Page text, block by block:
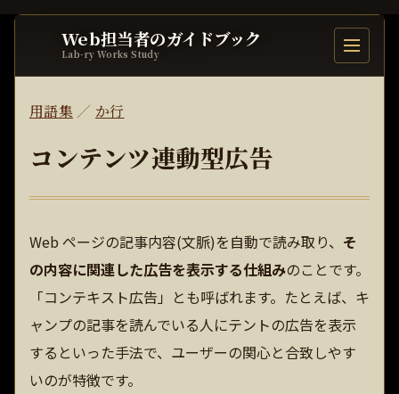
Web担当者のガイドブック
Lab-ry Works Study 目次を開
用語集／ か行
コンテンツ連動型広告
Web ページの記事内容(文脈)を自動で読み取り、 そ
の内容に関連した広告を表示する仕組みのことです。
「コンテキスト広告」とも呼ばれます。たとえば、キ
ャンプの記事を読んでいる人にテントの広告を表示
するといった手法で、ユーザーの関心と合致しやす
いのが特徴です。